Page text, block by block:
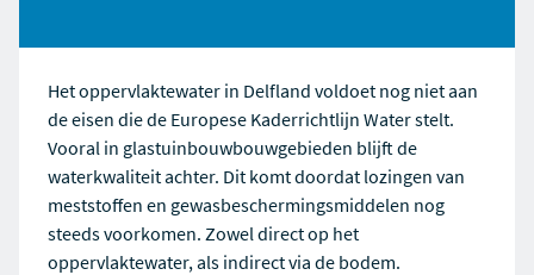
Het oppervlaktewater in Delfland voldoet nog niet aan
de eisen die de Europese Kaderrichtlijn Water stelt.
Vooral in glastuinbouwbouwgebieden blijft de
waterkwaliteit achter. Dit komt doordat lozingen van
meststoffen en gewasbeschermingsmiddelen nog
steeds voorkomen. Zowel direct op het
oppervlaktewater, als indirect via de bodem.